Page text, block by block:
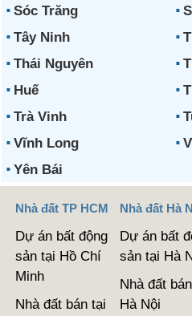
Sóc Trăng
Tây Ninh
Thái Nguyên
Huế
Trà Vinh
Vĩnh Long
Yên Bái
Nhà đất TP HCM
Dự án bất động
sản tại Hồ Chí
Minh
Nhà đất bán tại
Nhà đất Hà
Dự án bất
sản tại Hà
Nhà đất
Hà Nội